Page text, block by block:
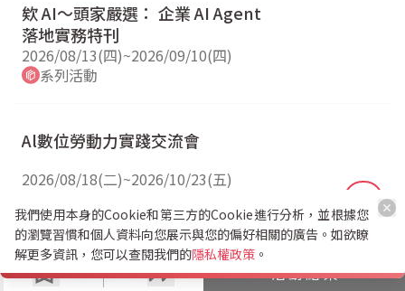
欸 AI～頭家嚴選： 企業 AI Agent
落地實務特刊
2026/08/13(四)~2026/09/10(四)
系列活動
Al數位勞動力實踐交流會
2026/08/18(二)~2026/10/23(五)
活動結束
Copyright© DATA SYSTEMS CO., LTD. All rights reserved.
我們使用本身的Cookie和第三方的Cookie進行分析，並根據您
的瀏覽習慣和個人資料向您展示與您的偏好相關的廣告。如欲瞭
解更多資訊，您可以查閱我們的隱私權政策 。